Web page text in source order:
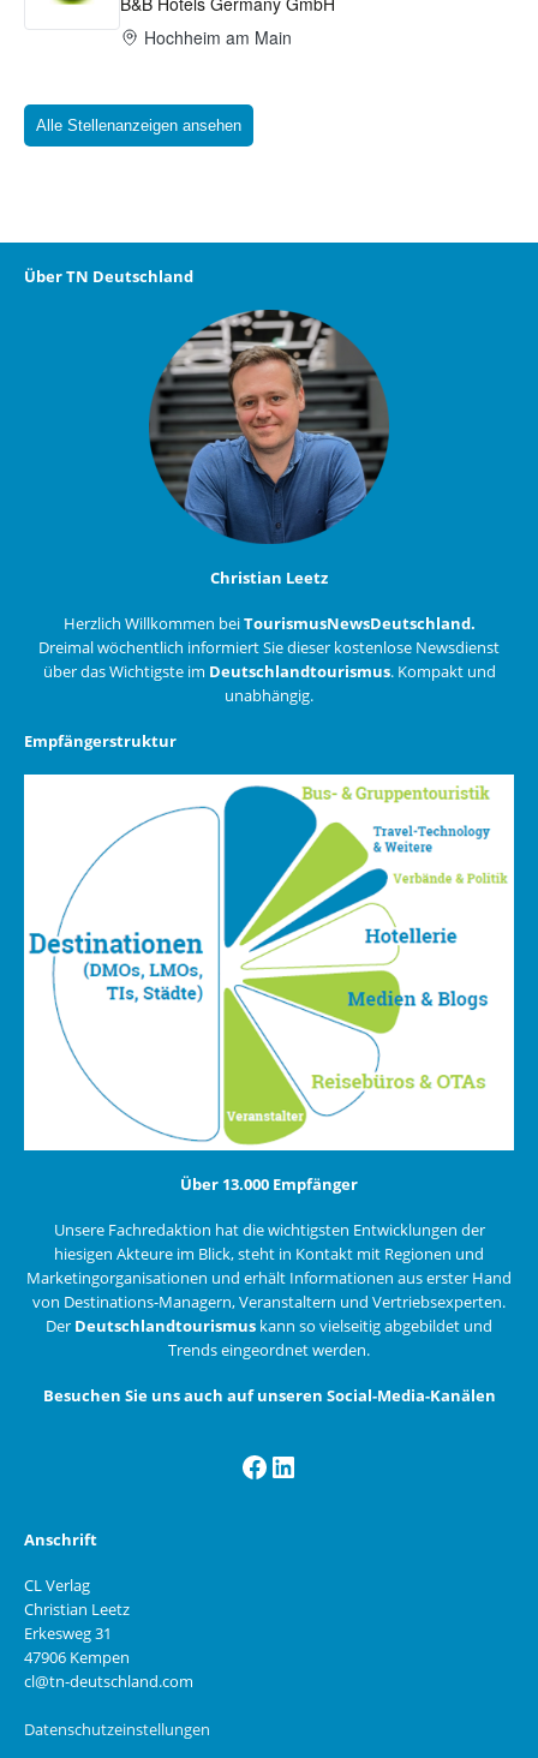
Alle Stellenanzeigen ansehen
Über TN Deutschland
Christian Leetz
Herzlich Willkommen beiTourismusNewsDeutschland.
Dreimal wöchentlich informiert Sie dieser kostenlose Newsdienst
über das Wichtigste im Deutschlandtourismus. Kompakt und
unabhängig.
Empfängerstruktur
Über 13.000 Empfänger
Unsere Fachredaktion hat die wichtigsten Entwicklungen der
hiesigen Akteure im Blick, steht in Kontakt mit Regionen und
Marketingorganisationen und erhält Informationen aus erster Hand
von Destinations-Managern, Veranstaltern und Vertriebsexperten.
Der Deutschlandtourismus kann so vielseitig abgebildet und
Trends eingeordnet werden.
Besuchen Sie uns auch auf unseren Social-Media-Kanälen
Facebook
LinkedIn
Anschrift
CL Verlag
Christian Leetz
Erkesweg 31
47906 Kempen
cl@tn-deutschland.com
Datenschutzeinstellungen